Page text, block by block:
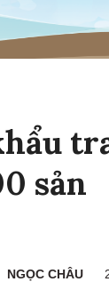
sản
NGỌC CHÂU